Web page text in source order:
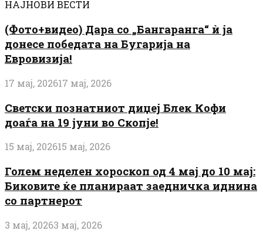
НАЈНОВИ ВЕСТИ
(Фото+видео) Дара со „Бангаранга“ ѝ ја
донесе победата на Бугарија на
Евровизија!
17 мај, 202617 мај, 2026
Светски познатниот диџеј Блек Кофи
доаѓа на 19 јуни во Скопје!
15 мај, 202615 мај, 2026
Голем неделен хороскоп од 4 мај до 10 мај:
Биковите ќе планираат заедничка иднина
со партнерот
3 мај, 20263 мај, 2026